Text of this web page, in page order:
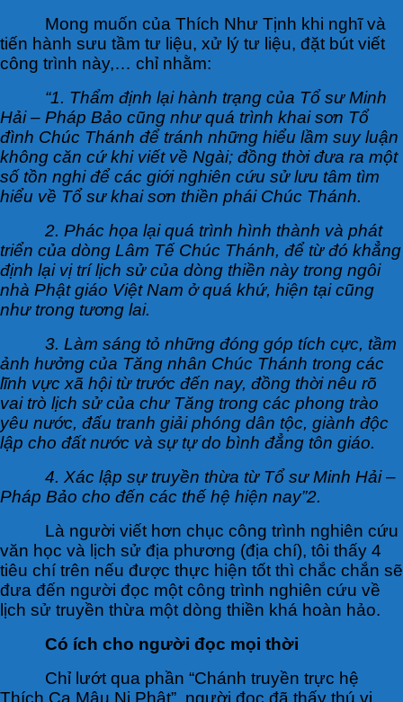
Mong muốn của Thích Như Tịnh khi nghĩ và
tiến hành sưu tầm tư liệu, xử lý tư liệu, đặt bút viết
công trình này,… chỉ nhằm:
“1. Thẩm định lại hành trạng của Tổ sư Minh
Hải – Pháp Bảo cũng như quá trình khai sơn Tổ
đình Chúc Thánh để tránh những hiểu lầm suy luận
không căn cứ khi viết về Ngài; đồng thời đưa ra một
số tồn nghi để các giới nghiên cứu sử lưu tâm tìm
hiểu về Tổ sư khai sơn thiền phái Chúc Thánh.
2. Phác họa lại quá trình hình thành và phát
triển của dòng Lâm Tế Chúc Thánh, để từ đó khẳng
định lại vị trí lịch sử của dòng thiền này trong ngôi
nhà Phật giáo Việt Nam ở quá khứ, hiện tại cũng
như trong tương lai.
3. Làm sáng tỏ những đóng góp tích cực, tầm
ảnh hưởng của Tăng nhân Chúc Thánh trong các
lĩnh vực xã hội từ trước đến nay, đồng thời nêu rõ
vai trò lịch sử của chư Tăng trong các phong trào
yêu nước, đấu tranh giải phóng dân tộc, giành độc
lập cho đất nước và sự tự do bình đẳng tôn giáo.
4. Xác lập sự truyền thừa từ Tổ sư Minh Hải –
Pháp Bảo cho đến các thế hệ hiện nay”2.
Là người viết hơn chục công trình nghiên cứu
văn học và lịch sử địa phương (địa chí), tôi thấy 4
tiêu chí trên nếu được thực hiện tốt thì chắc chắn sẽ
đưa đến người đọc một công trình nghiên cứu về
lịch sử truyền thừa một dòng thiền khá hoàn hảo.
Có ích cho người đọc mọi thời
Chỉ lướt qua phần “Chánh truyền trực hệ
Thích Ca Mâu Ni Phật”, người đọc đã thấy thú vị.